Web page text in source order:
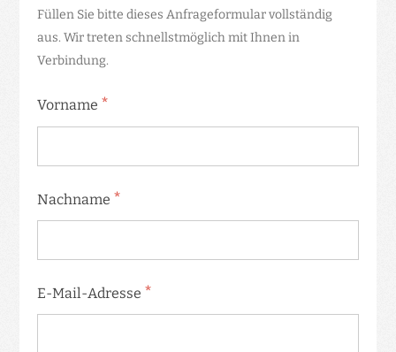
Füllen Sie bitte dieses Anfrageformular vollständig
aus. Wir treten schnellstmöglich mit Ihnen in
Verbindung.
Vorname *
Nachname *
E-Mail-Adresse *